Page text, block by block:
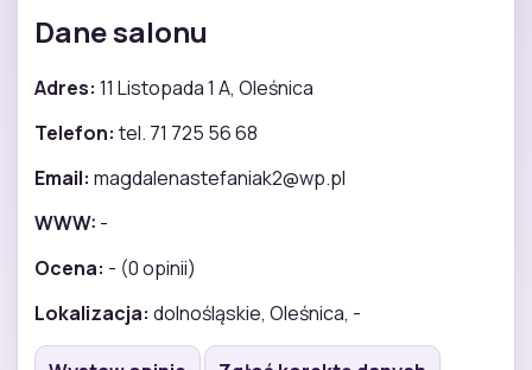
Dane salonu
Adres: 11 Listopada 1 A, Oleśnica
Telefon: tel. 71 725 56 68
Email: magdalenastefaniak2@wp.pl
WWW: -
Ocena: - (0 opinii)
Lokalizacja: dolnośląskie, Oleśnica, -